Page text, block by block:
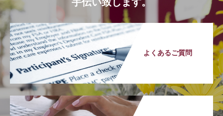
よくあるご質問